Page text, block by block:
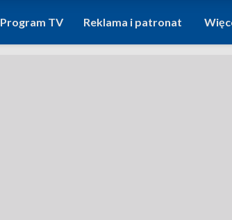
Program TV Reklama i patronat